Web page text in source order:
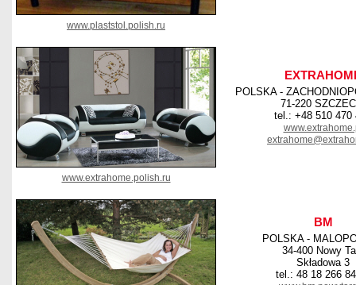
www.plaststol.polish.ru
POLSKA -
71-220
tel.: +48 510 470
www.extrahome.polish.ru
BM
POLSKA -
34-400 Nowy
Składowa 3
tel.: 48 18 266